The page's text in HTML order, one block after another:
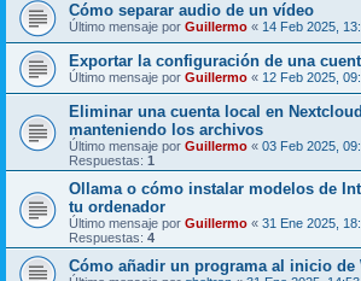
Cómo separar audio de un vídeo
Último mensaje por Guillermo « 14 Feb 2025,
Exportar la configuración de una
Último mensaje por Guillermo « 12 Feb 2025,
Eliminar una cuenta local en
manteniendo los archivos
Último mensaje por Guillermo « 03 Feb 2025,
Respuestas: 1
Ollama o cómo instalar modelos de
tu ordenador
Último mensaje por Guillermo « 31 Ene 2025,
Respuestas: 4
Cómo añadir un programa al inicio de